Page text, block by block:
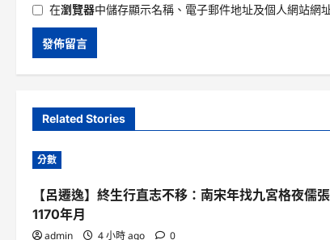
在瀏覽器中儲存顯示名稱、電子郵件地址及個人網站網
Related Stories
分數
【呂遷逸】終生行直志不移：南宋年找九宮格夜儒
1170年月
admin 4 小時 ago 0